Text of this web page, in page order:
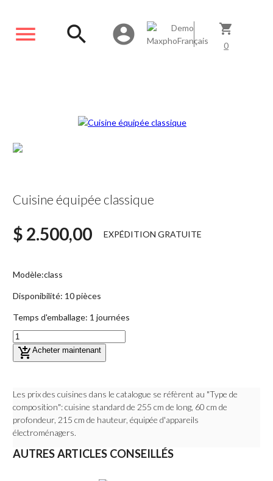
menu shopping_cart
0
account_circle
search
Cuisine équipée classique
$ 2.500,00 EXPÉDITION GRATUITE
Modèle:class
Disponibilité: 10 pièces
Temps d'emballage: 1 journées
add_shopping_cart Acheter maintenant
Les prix des cuisines dans le catalogue se réfèrent au "Type de
composition": cuisine standard de 255 cm de long, 60 cm de
profondeur, 215 cm de hauteur, équipée d'appareils
électroménagers.
AUTRES ARTICLES CONSEILLÉS